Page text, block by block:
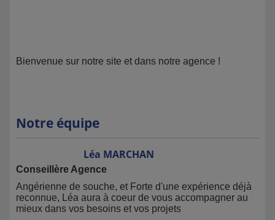
Bienvenue sur notre site et dans notre agence !
Notre équipe
Léa MARCHAN
Conseillère Agence
Angérienne de souche, et Forte d'une expérience déjà
reconnue, Léa aura à coeur de vous accompagner au
mieux dans vos besoins et vos projets